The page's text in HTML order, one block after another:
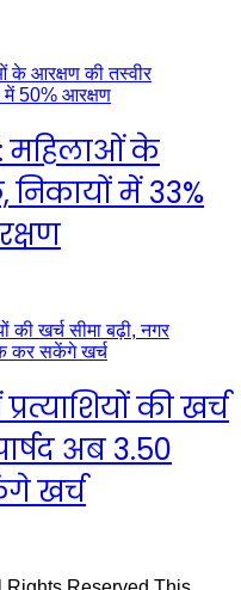
महिलाओं के
में 33%
की खर्च
अब 3.50
खर्च